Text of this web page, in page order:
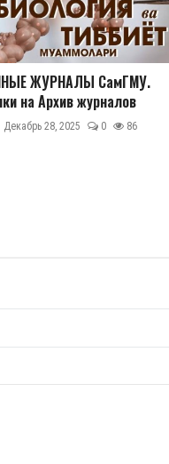
ЖУРНАЛЫ СамГМУ.
на Архив журналов
Декабрь 28, 2025 0 86